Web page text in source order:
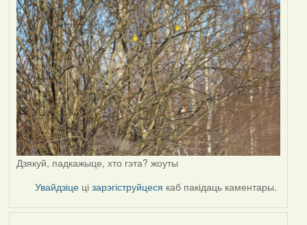
Дзякуй, падкажыце, хто гэта? жоуты
Увайдзіце цізарэгіструйцеся каб пакідаць каментары.